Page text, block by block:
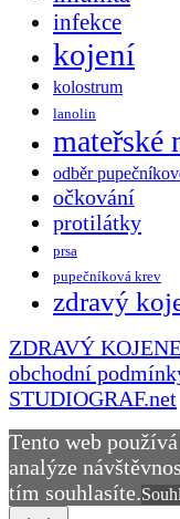
infekce
kojení
kolostrum
lanolin
mateřské
odběr
očkování
protilátky
prsa
pupečníková krev
zdravý
ZDRAVÝ
obchodní
STUDIOGRAF.net
Tento web
analýze
tím souhlasíte.